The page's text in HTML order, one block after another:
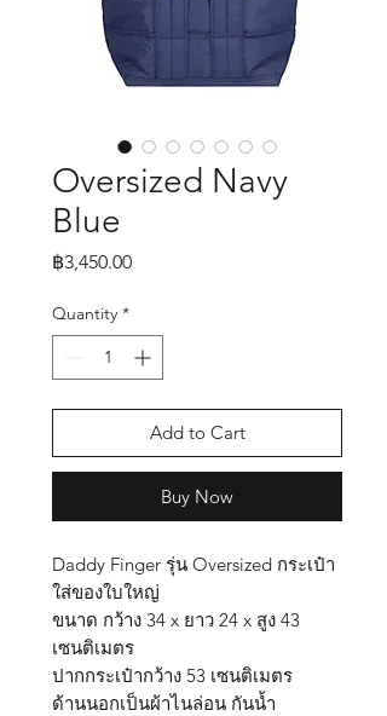
Oversized Navy
Blue
฿3,450.00Price
Quantity *
Add to Cart
Buy Now
Daddy Finger รุ่น Oversized กระเป๋า
ใส่ของใบใหญ่
ขนาด กว้าง 34 x ยาว 24 x สูง 43
เซนติเมตร
ปากกระเป๋ากว้าง 53 เซนติเมตร
ด้านนอกเป็นผ้าไนล่อน กันน้ำ